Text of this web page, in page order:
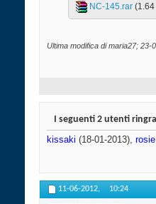
NC-145.rar‎
Ultima modifica di maria27; 23-
I seguenti 2 utenti
kissaki (18-01-2013), rosie
11-06-2012, 10:24